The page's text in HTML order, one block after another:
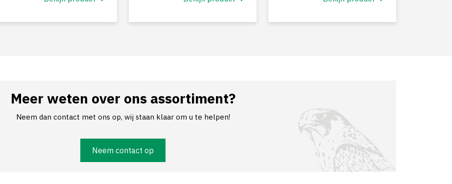
Meer weten over ons assortiment?
Neem dan contact met ons op, wij staan klaar om u te helpen!
Neem contact op